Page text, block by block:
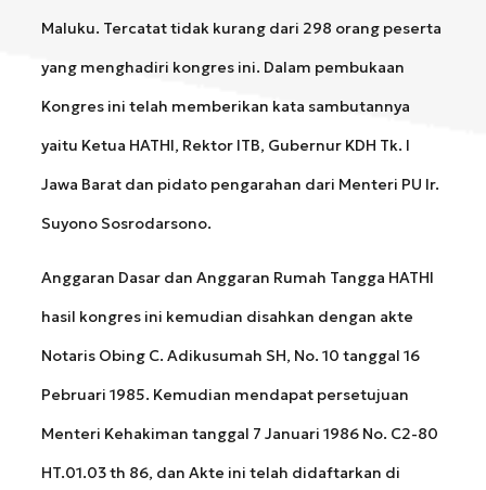
Maluku. Tercatat tidak kurang dari 298 orang peserta
yang menghadiri kongres ini. Dalam pembukaan
Kongres ini telah memberikan kata sambutannya
yaitu Ketua HATHI, Rektor ITB, Gubernur KDH Tk. I
Jawa Barat dan pidato pengarahan dari Menteri PU Ir.
Suyono Sosrodarsono.
Anggaran Dasar dan Anggaran Rumah Tangga HATHI
hasil kongres ini kemudian disahkan dengan akte
Notaris Obing C. Adikusumah SH, No. 10 tanggal 16
Pebruari 1985. Kemudian mendapat persetujuan
Menteri Kehakiman tanggal 7 Januari 1986 No. C2-80
HT.01.03 th 86, dan Akte ini telah didaftarkan di